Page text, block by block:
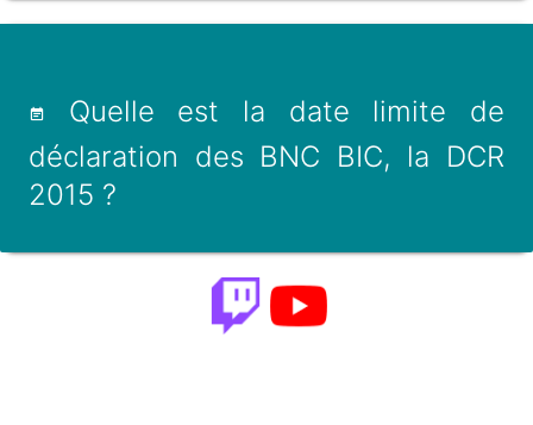
Quelle est la date limite de
déclaration des BNC BIC, la DCR
2015 ?